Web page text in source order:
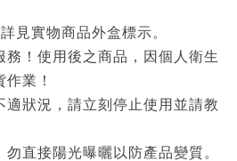
見實物商品外盒標示。
！使用後之商品，因個人衛生
業！
狀況，請立刻停止使用並請教
直接陽光曝曬以防產品變質。